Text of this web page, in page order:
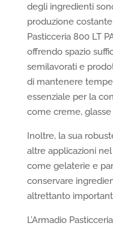
degli ingredienti
produzione costante
Pasticceria 800 LT
offrendo spazio
semilavorati e
di mantenere
essenziale per la
come creme,
Inoltre, la sua
altre applicazioni
come gelaterie e
conservare
altrettanto
L’Armadio